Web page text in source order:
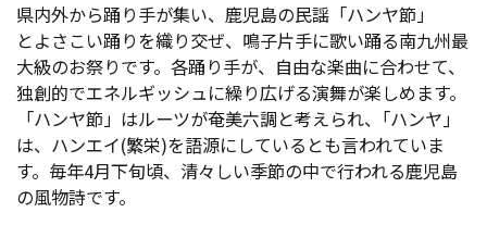
県内外から踊り手が集い、鹿児島の民謡「ハンヤ節」
とよさこい踊りを織り交ぜ、鳴子片手に歌い踊る南九州最
大級のお祭りです。各踊り手が、自由な楽曲に合わせて、
独創的でエネルギッシュに繰り広げる演舞が楽しめます。
「ハンヤ節」はルーツが奄美六調と考えられ、｢ハンヤ｣
は、ハンエイ(繁栄)を語源にしているとも言われていま
す。毎年4月下旬頃、清々しい季節の中で行われる鹿児島
の風物詩です。